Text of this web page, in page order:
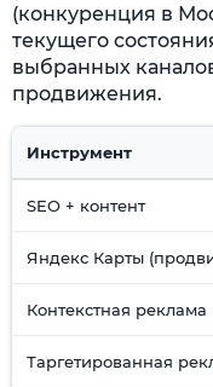
(конкуренция в
текущего
выбранных
продвижения.
Инструмент
SEO + контент
Яндекс Карты
Контекстная реклама
Таргетированная